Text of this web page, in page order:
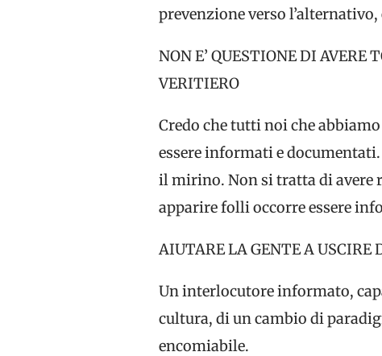
prevenzione verso
NON E’ QUESTIONE DI
VERITIERO
Credo che tutti noi che
essere informati e
il mirino. Non si tratta di avere
apparire folli occorre essere
AIUTARE LA GENTE A USCIRE
Un interlocutore informato,
cultura, di un cambio di
encomiabile.